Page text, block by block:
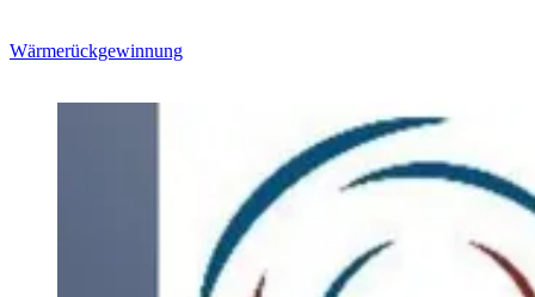
Wärmerückgewinnung